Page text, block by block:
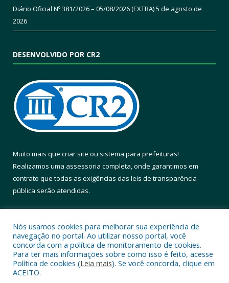
Diário Oficial Nº 381/2026 – 05/08/2026 (EXTRA)5 de agosto de
2026
DESENVOLVIDO POR CR2
Muito mais que criar site ou sistema para prefeituras!
Realizamos uma assessoria completa, onde garantimos em
contrato que todas as exigências das leis de transparência
pública serão atendidas.
Todos os direitos reservados a Prefeitura Municipal de Altamira.
Nós usamos cookies para melhorar sua experiência de
navegação no portal. Ao utilizar nosso portal, você
concorda com a política de monitoramento de cookies.
Para ter mais informações sobre como isso é feito, acesse
Política de cookies (Leia mais). Se você concorda, clique em
ACEITO.